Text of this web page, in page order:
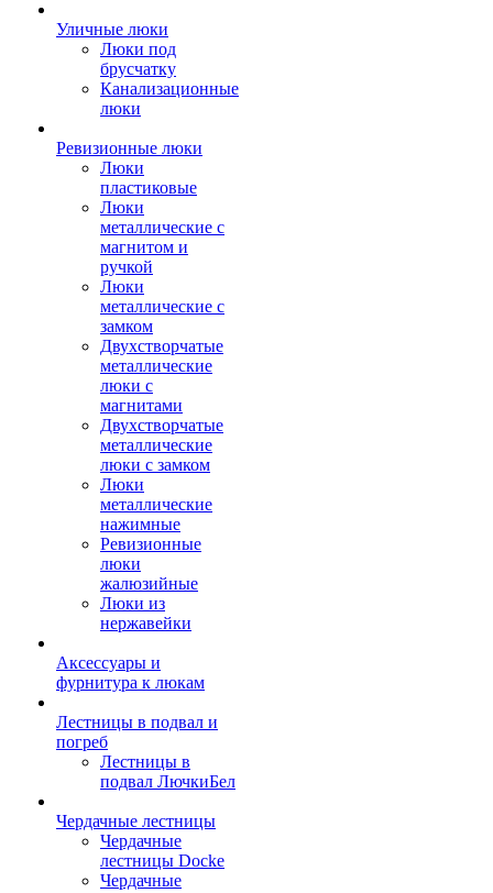
Уличные люки
Люки под
брусчатку
Канализационные
люки
Ревизионные люки
Люки
пластиковые
Люки
металлические с
магнитом и
ручкой
Люки
металлические с
замком
Двухстворчатые
металлические
люки с
магнитами
Двухстворчатые
металлические
люки с замком
Люки
металлические
нажимные
Ревизионные
люки
жалюзийные
Люки из
нержавейки
Аксессуары и
фурнитура к люкам
Лестницы в подвал и
погреб
Лестницы в
подвал ЛючкиБел
Чердачные лестницы
Чердачные
лестницы Docke
Чердачные